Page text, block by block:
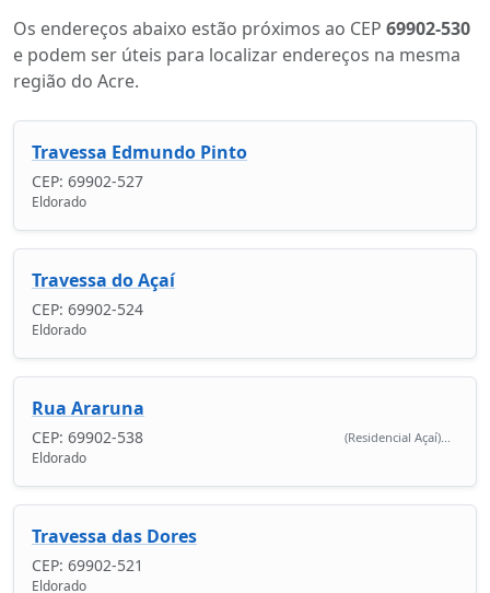
Os endereços abaixo estão próximos ao CEP 69902-530
e podem ser úteis para localizar endereços na mesma
região do Acre.
Travessa Edmundo Pinto
CEP: 69902-527
Eldorado
Travessa do Açaí
CEP: 69902-524
Eldorado
Rua Araruna
CEP: 69902-538 (Residencial Açaí)...
Eldorado
Travessa das Dores
CEP: 69902-521
Eldorado